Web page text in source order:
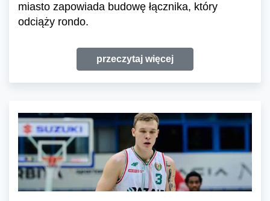
miasto zapowiada budowę łącznika, który
odciąży rondo.
przeczytaj więcej